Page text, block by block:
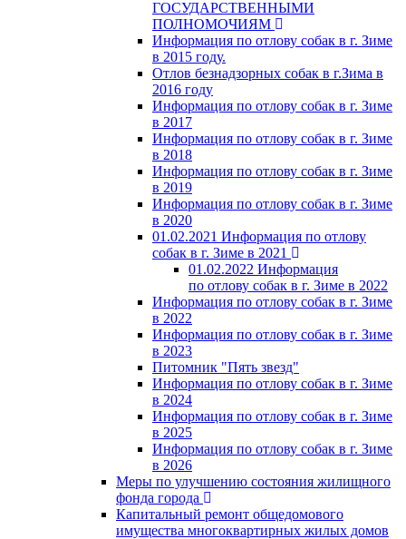
ГОСУДАРСТВЕННЫМИ
ПОЛНОМОЧИЯМ
Информация по отлову собак в г. Зиме
в 2015 году.
Отлов безнадзорных собак в г.Зима в
2016 году
Информация по отлову собак в г. Зиме
в 2017
Информация по отлову собак в г. Зиме
в 2018
Информация по отлову собак в г. Зиме
в 2019
Информация по отлову собак в г. Зиме
в 2020
01.02.2021 Информация по отлову
собак в г. Зиме в 2021
01.02.2022 Информация
по отлову собак в г. Зиме в 2022
Информация по отлову собак в г. Зиме
в 2022
Информация по отлову собак в г. Зиме
в 2023
Питомник "Пять звезд"
Информация по отлову собак в г. Зиме
в 2024
Информация по отлову собак в г. Зиме
в 2025
Информация по отлову собак в г. Зиме
в 2026
Меры по улучшению состояния жилищного
фонда города
Капитальный ремонт общедомового
имущества многоквартирных жилых домов